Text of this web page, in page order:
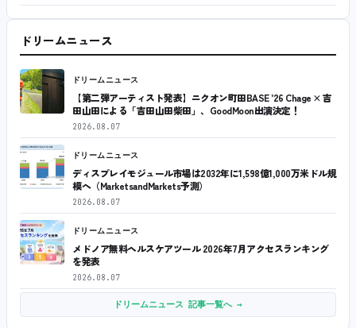
ドリームニュース
ドリームニュース
【第二弾アーティスト発表】ニクオン町田BASE ’26 Chage × 吉
田山田による「吉田山田柴田」、GoodMoon出演決定！
2026.08.07
ドリームニュース
ディスプレイモジュール市場は2032年に1,598億1,000万米ドル規
模へ（MarketsandMarkets予測）
2026.08.07
ドリームニュース
メドノア無料ヘルスケアツール 2026年7月アクセスランキング
を発表
2026.08.07
ドリームニュース 記事一覧へ →